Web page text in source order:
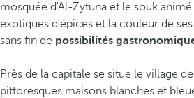
mosquée d'Al-Zytuna et le souk
exotiques d'épices et la couleur de
sans fin de possibilités
Près de la capitale se situe le village de
pittoresques maisons blanches et